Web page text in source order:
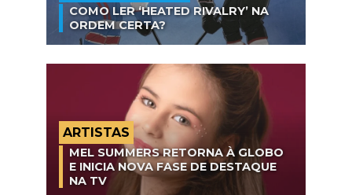
COMO LER ‘HEATED RIVALRY’ NA
ORDEM CERTA?
ARTISTAS
MEL SUMMERS RETORNA À GLOBO
E INICIA NOVA FASE DE DESTAQUE
NA TV